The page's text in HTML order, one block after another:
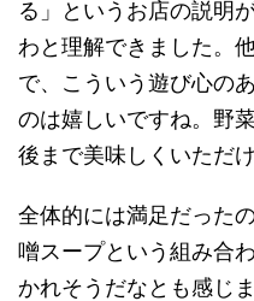
る」というお店の説明
わと理解できました。
で、こういう遊び心の
のは嬉しいですね。野
後まで美味しくいただけ
全体的には満足だった
噌スープという組み合
かれそうだなとも感じ